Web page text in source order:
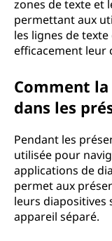
zones de texte et
permettant aux
les lignes de
efficacement leur
Comment
dans les
Pendant les
utilisée pour
applications de
permet aux
leurs diapositives
appareil séparé.